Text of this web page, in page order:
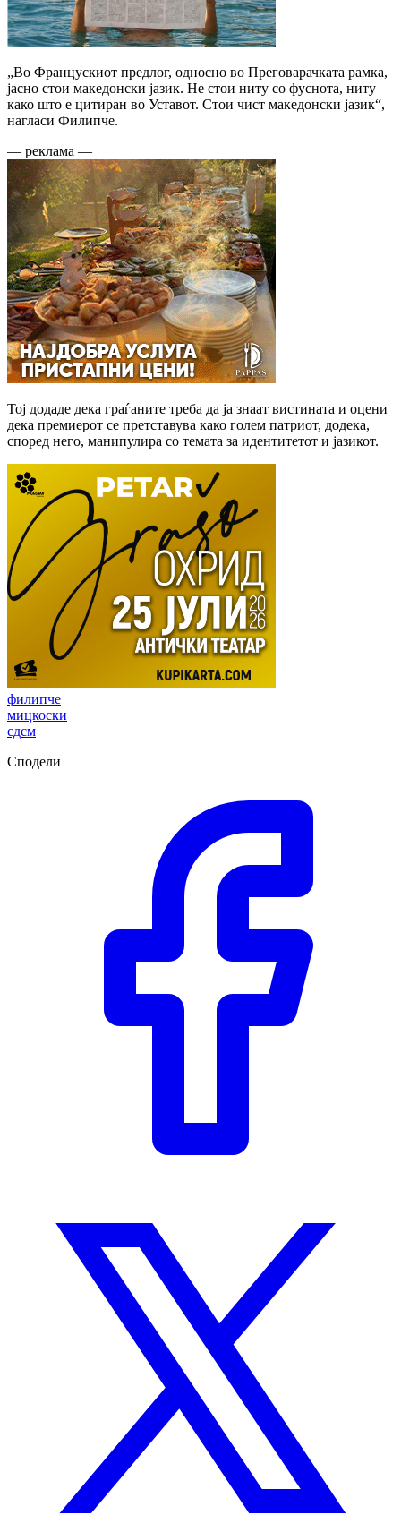
„Во Францускиот предлог, односно во Преговарачката рамка,
јасно стои македонски јазик. Не стои ниту со фуснота, ниту
како што е цитиран во Уставот. Стои чист македонски јазик“,
нагласи Филипче.
— реклама —
Тој додаде дека граѓаните треба да ја знаат вистината и оцени
дека премиерот се претставува како голем патриот, додека,
според него, манипулира со темата за идентитетот и јазикот.
филипче
мицкоски
сдсм
Сподели